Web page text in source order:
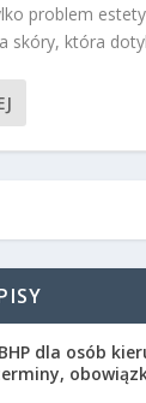
problem
skóry, która
dla osób